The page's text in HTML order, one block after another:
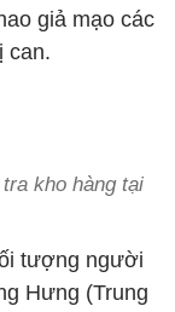
giả mạo các
can.
kho hàng tại
tượng người
Hưng (Trung